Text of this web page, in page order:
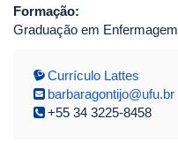
Formação:
Graduação em Enfermagem
Currículo Lattes
barbaragontijo@ufu.br
+55 34 3225-8458